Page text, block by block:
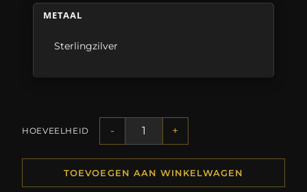
METAAL
Sterlingzilver
HOEVEELHEID - +
TOEVOEGEN AAN WINKELWAGEN